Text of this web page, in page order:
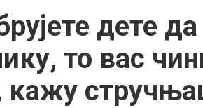
дете
то вас